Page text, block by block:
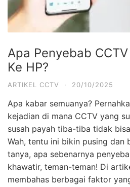
Apa Penyebab
Ke HP?
ARTIKEL CCTV · 20/10/2025
Apa kabar semuanya?
kejadian di mana CCTV yang
susah payah tiba-tiba tidak
Wah, tentu ini bikin pusing dan
tanya, apa sebenarnya
khawatir, teman-teman! Di
membahas berbagai faktor